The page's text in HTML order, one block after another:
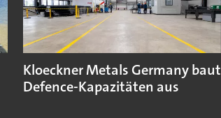
Kloeckner Metals Germany baut
Defence-Kapazitäten aus